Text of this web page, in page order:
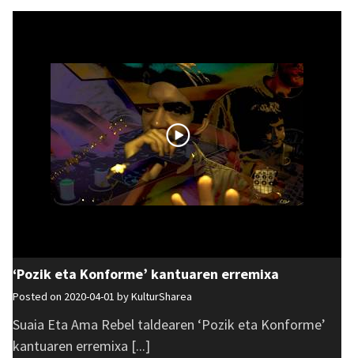
‘Pozik eta Konforme’ kantuaren erremixa
Posted on 2020-04-01 byKulturSharea
Suaia Eta Ama Rebel taldearen ‘Pozik eta Konforme’
kantuaren erremixa [...]